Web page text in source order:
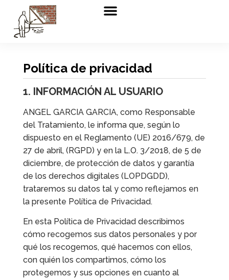
Política de privacidad
1. INFORMACIÓN AL USUARIO
ANGEL GARCIA GARCIA, como Responsable
del Tratamiento, le informa que, según lo
dispuesto en el Reglamento (UE) 2016/679, de
27 de abril, (RGPD) y en la L.O. 3/2018, de 5 de
diciembre, de protección de datos y garantía
de los derechos digitales (LOPDGDD),
trataremos su datos tal y como reflejamos en
la presente Política de Privacidad.
En esta Política de Privacidad describimos
cómo recogemos sus datos personales y por
qué los recogemos, qué hacemos con ellos,
con quién los compartimos, cómo los
protegemos y sus opciones en cuanto al